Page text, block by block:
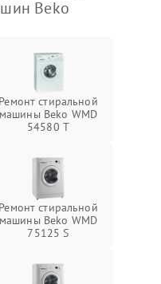
Beko
Ремонт стиральной
машины Beko WMD
54580 T
Ремонт стиральной
машины Beko WMD
75125 S